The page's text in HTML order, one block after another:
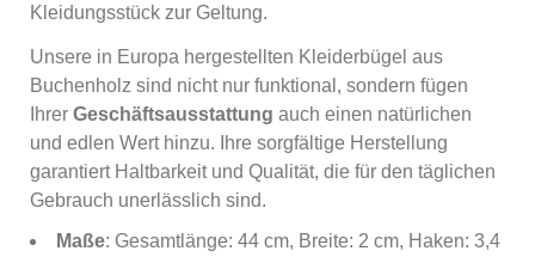
Kleidungsstück zur Geltung.
Unsere in Europa hergestellten Kleiderbügel aus
Buchenholz sind nicht nur funktional, sondern fügen
Ihrer Geschäftsausstattung auch einen natürlichen
und edlen Wert hinzu. Ihre sorgfältige Herstellung
garantiert Haltbarkeit und Qualität, die für den täglichen
Gebrauch unerlässlich sind.
Maße: Gesamtlänge: 44 cm, Breite: 2 cm, Haken: 3,4